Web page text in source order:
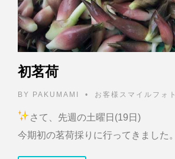
初茗荷
BY PAKUMAMI • お客様スマイルフォト
さて、先週の土曜日(19日)
今期初の茗荷採りに行ってきました。